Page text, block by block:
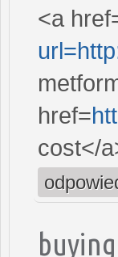
<a
href=
cost</